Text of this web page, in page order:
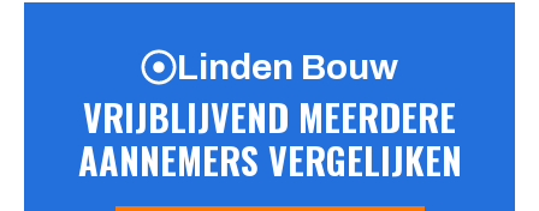
Linden Bouw
VRIJBLIJVEND MEERDERE
AANNEMERS VERGELIJKEN